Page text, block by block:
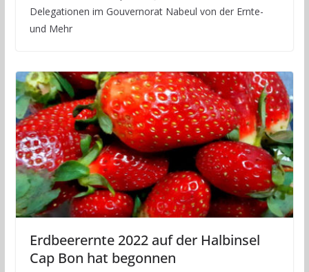
Delegationen im Gouvernorat Nabeul von der Ernte-
und Mehr
Erdbeerernte 2022 auf der Halbinsel
Cap Bon hat begonnen